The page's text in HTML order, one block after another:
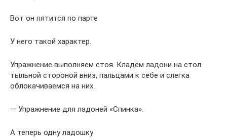
Вот он пятится по парте
У него такой характер.
Упражнение выполняем стоя. Кладём ладони на стол
тыльной стороной вниз, пальцами к себе и слегка
облокачиваемся на них.
— Упражнение для ладоней «Спинка».
А теперь одну ладошку